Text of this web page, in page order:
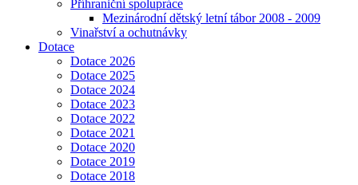
Příhraniční spolupráce
Mezinárodní dětský letní tábor 2008 - 2009
Vinařství a ochutnávky
Dotace
Dotace 2026
Dotace 2025
Dotace 2024
Dotace 2023
Dotace 2022
Dotace 2021
Dotace 2020
Dotace 2019
Dotace 2018